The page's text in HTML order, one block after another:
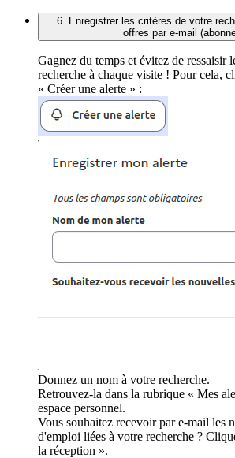
6. Enregistrer les critères de votre
offres par e-mail
Gagnez du temps et évitez de ressaisir
recherche à chaque visite ! Pour cela,
« Créer une alerte » :
Donnez un nom à votre recherche.
Retrouvez-la dans la rubrique « Mes
espace personnel.
Vous souhaitez recevoir par e-mail les
d'emploi liées à votre recherche ?
la réception ».